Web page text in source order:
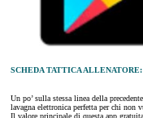
SCHEDA TATTICA
Un po’ sulla stessa linea della
lavagna elettronica perfetta per chi non
Il valore principale di questa app